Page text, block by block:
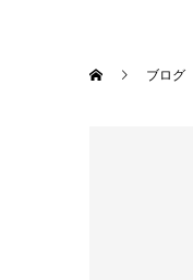
ブログ